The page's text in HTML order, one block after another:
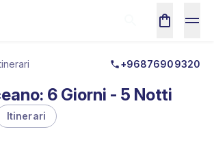
+96876909320
6 Giorni - 5 Notti
Itinerari